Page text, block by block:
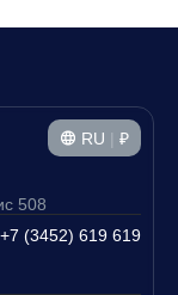
RU | ₽
508
+7 (3452) 619 619